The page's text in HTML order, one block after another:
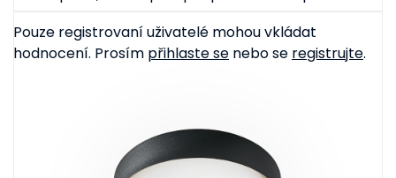
Pouze registrovaní uživatelé mohou vkládat
hodnocení. Prosím přihlaste se nebo se registrujte.